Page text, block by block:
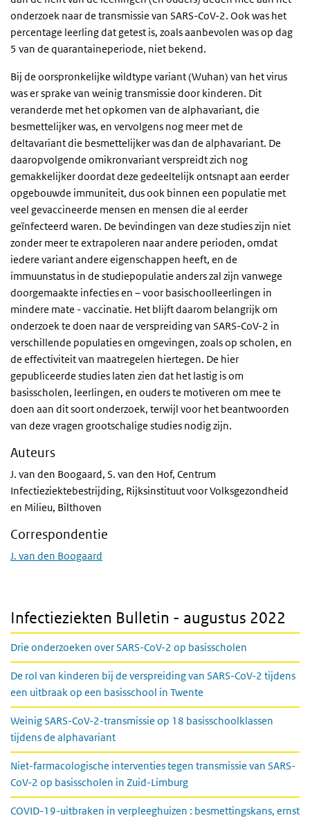
onderzoek naar de transmissie van SARS-CoV-2. Ook was het
percentage leerling dat getest is, zoals aanbevolen was op dag
5 van de quarantaineperiode, niet bekend.
Bij de oorspronkelijke wildtype variant (Wuhan) van het virus
was er sprake van weinig transmissie door kinderen. Dit
veranderde met het opkomen van de alphavariant, die
besmettelijker was, en vervolgens nog meer met de
deltavariant die besmettelijker was dan de alphavariant. De
daaropvolgende omikronvariant verspreidt zich nog
gemakkelijker doordat deze gedeeltelijk ontsnapt aan eerder
opgebouwde immuniteit, dus ook binnen een populatie met
veel gevaccineerde mensen en mensen die al eerder
geïnfecteerd waren. De bevindingen van deze studies zijn niet
zonder meer te extrapoleren naar andere perioden, omdat
iedere variant andere eigenschappen heeft, en de
immuunstatus in de studiepopulatie anders zal zijn vanwege
doorgemaakte infecties en – voor basischoolleerlingen in
mindere mate - vaccinatie. Het blijft daarom belangrijk om
onderzoek te doen naar de verspreiding van SARS-CoV-2 in
verschillende populaties en omgevingen, zoals op scholen, en
de effectiviteit van maatregelen hiertegen. De hier
gepubliceerde studies laten zien dat het lastig is om
basisscholen, leerlingen, en ouders te motiveren om mee te
doen aan dit soort onderzoek, terwijl voor het beantwoorden
van deze vragen grootschalige studies nodig zijn.
Auteurs
J. van den Boogaard, S. van den Hof, Centrum
Infectieziektebestrijding, Rijksinstituut voor Volksgezondheid
en Milieu, Bilthoven
Correspondentie
J. van den Boogaard
Infectieziekten Bulletin - augustus 2022
Drie onderzoeken over SARS-CoV-2 op basisscholen
De rol van kinderen bij de verspreiding van SARS-CoV-2 tijdens
een uitbraak op een basisschool in Twente
Weinig SARS-CoV-2-transmissie op 18 basisschoolklassen
tijdens de alphavariant
Niet-farmacologische interventies tegen transmissie van SARS-
CoV-2 op basisscholen in Zuid-Limburg
COVID-19-uitbraken in verpleeghuizen : besmettingskans, ernst